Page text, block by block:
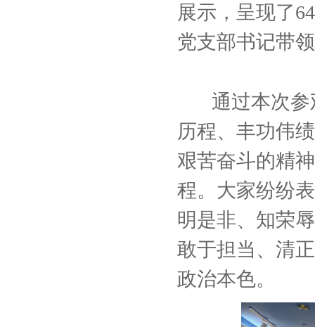
展示，呈现了
党支部书记带
通过本次参
历程、丰功伟
艰苦奋斗的精
程。大家纷纷
明是非、知荣
敢于担当、清
政治本色。